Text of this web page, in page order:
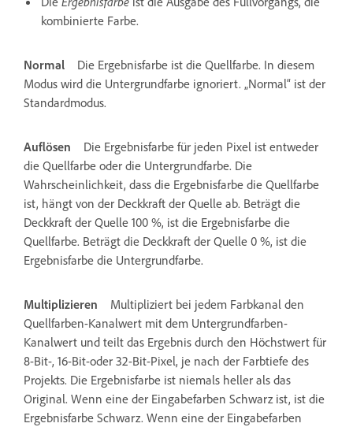
kombinierte Farbe.
Normal
Die Ergebnisfarbe ist die Quellfarbe. In diesem
Modus wird die Untergrundfarbe ignoriert. „Normal“ ist der
Standardmodus.
Auflösen
Die Ergebnisfarbe für jeden Pixel ist entweder
die Quellfarbe oder die Untergrundfarbe. Die
Wahrscheinlichkeit, dass die Ergebnisfarbe die Quellfarbe
ist, hängt von der Deckkraft der Quelle ab. Beträgt die
Deckkraft der Quelle 100 %, ist die Ergebnisfarbe die
Quellfarbe. Beträgt die Deckkraft der Quelle 0 %, ist die
Ergebnisfarbe die Untergrundfarbe.
Multiplizieren
Multipliziert bei jedem Farbkanal den
Quellfarben-Kanalwert mit dem Untergrundfarben-
Kanalwert und teilt das Ergebnis durch den Höchstwert für
8-Bit-, 16-Bit-oder 32-Bit-Pixel, je nach der Farbtiefe des
Projekts. Die Ergebnisfarbe ist niemals heller als das
Original. Wenn eine der Eingabefarben Schwarz ist, ist die
Ergebnisfarbe Schwarz. Wenn eine der Eingabefarben